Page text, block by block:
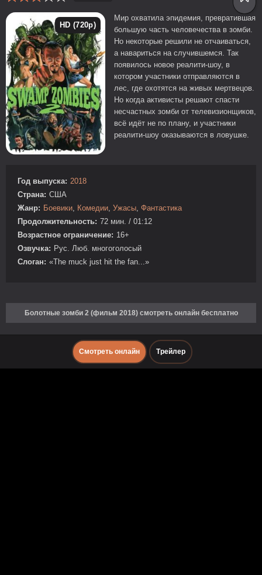
HD (720p)
Мир охватила эпидемия, превратившая
большую часть человечества в зомби.
Но некоторые решили не отчаиваться,
а навариться на случившемся. Так
появилось новое реалити-шоу, в
котором участники отправляются в
лес, где охотятся на живых мертвецов.
Но когда активисты решают спасти
несчастных зомби от телевизионщиков,
всё идёт не по плану, и участники
реалити-шоу оказываются в ловушке.
Год выпуска: 2018
Страна: США
Жанр: Боевики Комедии Ужасы Фантастика
Продолжительность: 72 мин. / 01:12
Возрастное ограничение: 16+
Озвучка: Рус. Люб. многоголосый
Слоган: «The muck just hit the fan...»
Болотные зомби 2 (фильм 2018) смотреть онлайн бесплатно
Смотреть онлайн Трейлер